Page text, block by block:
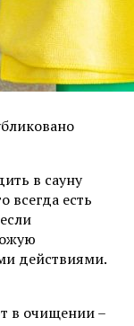
в сауну
всегда есть
действиями.
в очищении –